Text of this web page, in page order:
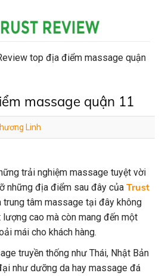
top địa điểm massage quận
massage quận 11
Linh
trải nghiệm massage tuyệt vời
những địa điểm sau đây của Trust
trung tâm massage tại đây không
cao mà còn mang đến một
mái cho khách hàng.
truyền thống như Thái, Nhật Bản
như dưỡng da hay massage đá